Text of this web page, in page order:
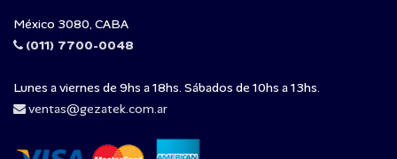
México 3080, CABA
(011) 7700-0048
Lunes a viernes de 9hs a 18hs. Sábados de 10hs a 13hs.
ventas@gezatek.com.ar